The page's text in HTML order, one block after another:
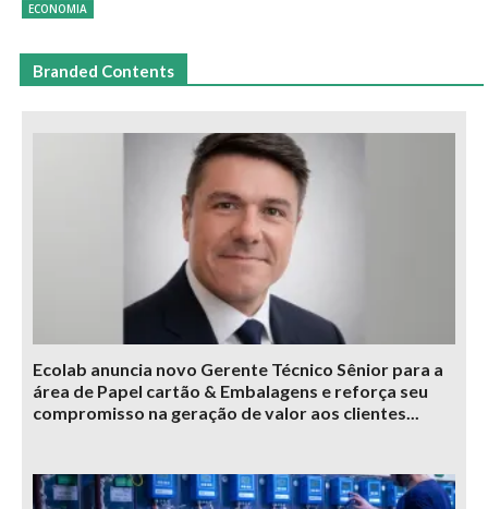
ECONOMIA
Branded Contents
Ecolab anuncia novo Gerente Técnico Sênior para a
área de Papel cartão & Embalagens e reforça seu
compromisso na geração de valor aos clientes...